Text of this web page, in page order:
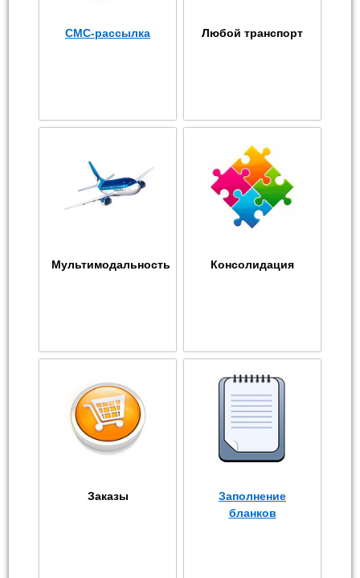
СМС-рассылка Любой транспорт
Мультимодальность Консолидация
Заказы
Заполнение
бланков